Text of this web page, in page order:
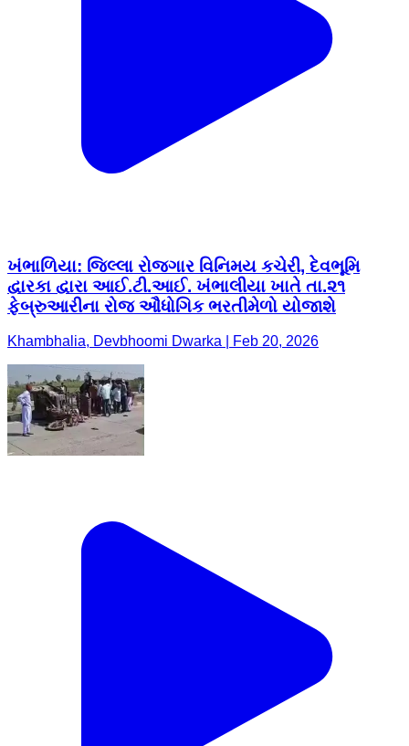
ખંભાળિયા: જિલ્લા રોજગાર વિનિમય કચેરી, દેવભૂમિ
દ્વારકા દ્વારા આઈ.ટી.આઈ. ખંભાલીયા ખાતે તા.૨૧
ફેબ્રુઆરીના રોજ ઔધોગિક ભરતીમેળો યોજાશે
Khambhalia, Devbhoomi Dwarka | Feb 20, 2026